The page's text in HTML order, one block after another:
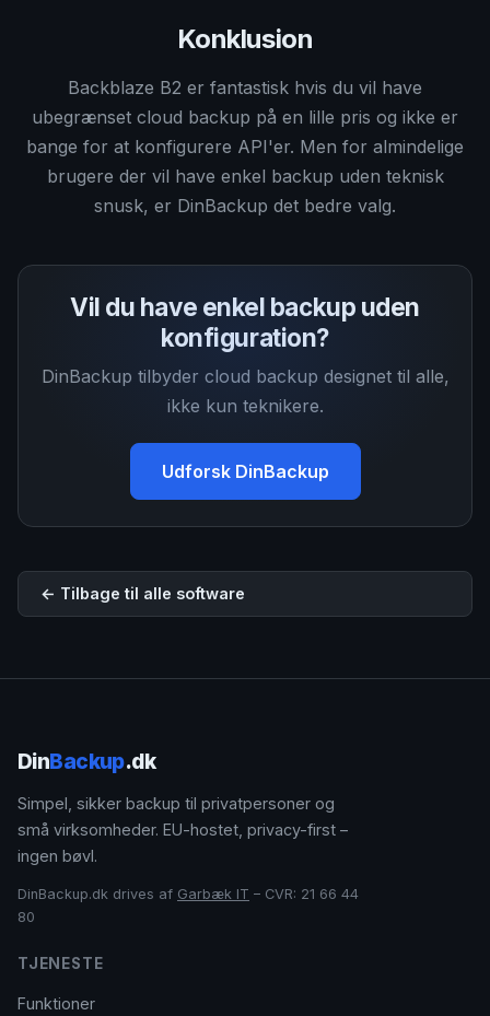
Konklusion
Backblaze B2 er fantastisk hvis du vil have
ubegrænset cloud backup på en lille pris og ikke er
bange for at konfigurere API'er. Men for almindelige
brugere der vil have enkel backup uden teknisk
snusk, er DinBackup det bedre valg.
Vil du have enkel backup uden
konfiguration?
DinBackup tilbyder cloud backup designet til alle,
ikke kun teknikere.
Udforsk DinBackup
← Tilbage til alle software
DinBackup.dk
Simpel, sikker backup til privatpersoner og
små virksomheder. EU-hostet, privacy-first –
ingen bøvl.
DinBackup.dk drives af Garbæk IT – CVR: 21 66 44
80
TJENESTE
Funktioner